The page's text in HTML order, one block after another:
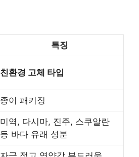
특징
친환경 고체 타입
종이 패키징
미역, 다시마, 진주, 스쿠알란
등 바다 유래 성분